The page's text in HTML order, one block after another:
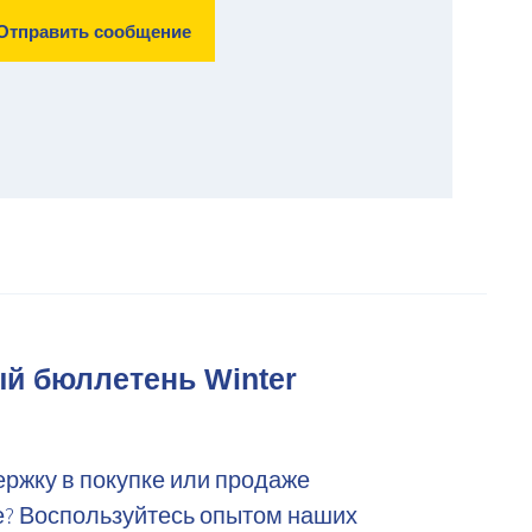
бюллетень Winter
в покупке или продаже
Воспользуйтесь опытом наших